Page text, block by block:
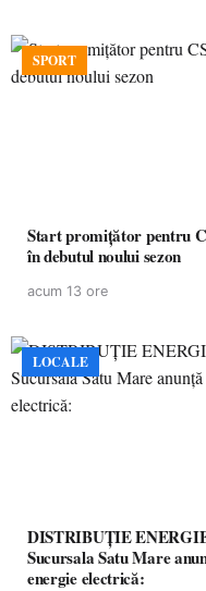
SPORT
Start promițător pentru
în debutul noului sezon
acum 13 ore
LOCALE
DISTRIBUȚIE
Sucursala Satu Mare
energie electrică: